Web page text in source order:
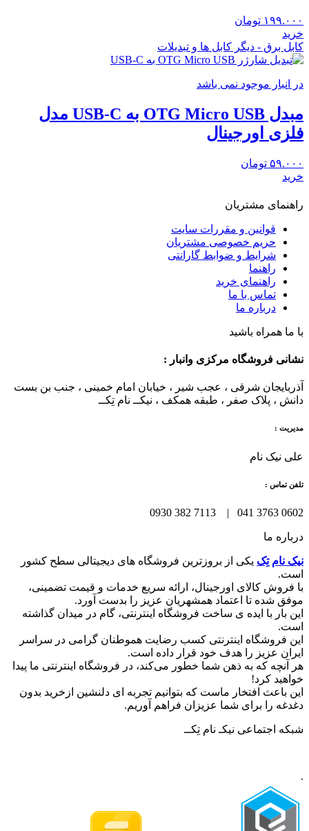
۱۹۹.۰۰۰ تومان
خرید
کابل برق - دیگر کابل ها و تبدیلات
در انبار موجود نمی باشد
مبدل OTG Micro USB به USB-C مدل
فلزی اورجینال
۵۹.۰۰۰ تومان
خرید
راهنمای مشتریان
قوانین و مقررات سایت
حریم خصوصی مشتریان
شرایط و ضوابط گارانتی
راهنما
راهنمای خرید
تماس با ما
درباره ما
با ما همراه باشید
نشانی فروشگاه مرکزی وانبار :
آذربایجان شرقی ، عجب شیر ، خیابان امام خمینی ، جنب بن بست
دانش ، پلاک صفر ، طبقه همکف ، نیکــ نام تِکــ
مدیریت :
علی نیک نام
تلفن تماس :
0602 3763 041 | 7113 382 0930
درباره ما
نیک نام تِک یکی از بروزترین فروشگاه های دیجیتالی سطح کشور
است.
با فروش کالای اورجینال، ارائه سریع خدمات و قیمت تضمینی،
موفق شده تا اعتماد همشهریان عزیز را بدست آورد.
این بار با ایده ی ساخت فروشگاه اینترنتی، گام در میدان گذاشته
است.
این فروشگاه اینترنتی کسب رضایت هموطنان گرامی در سراسر
ایران عزیز را هدف خود قرار داده است.
هر آنچه که به ذهن شما خطور می‌کند، در فروشگاه اینترنتی ما پیدا
خواهید کرد!
این باعث افتخار ماست که بتوانیم تجربه ای دلنشین ازخرید بدون
دغدغه را برای شما عزیزان فراهم آوریم.
شبکه‌ اجتماعی نیکـ نام تِکــ
.